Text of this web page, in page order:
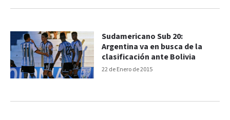
22 de Enero de 2015
Sudamericano Sub 20:
Argentina va en busca de la
clasificación ante Bolivia